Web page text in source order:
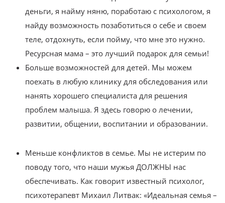
деньги, я найму няню, поработаю с психологом, я
найду возможность позаботиться о себе и своем
теле, отдохнуть, если пойму, что мне это нужно.
Ресурсная мама – это лучший подарок для семьи!
Больше возможностей для детей. Мы можем
поехать в любую клинику для обследования или
нанять хорошего специалиста для решения
проблем малыша. Я здесь говорю о лечении,
развитии, общении, воспитании и образовании.
Меньше конфликтов в семье. Мы не истерим по
поводу того, что наши мужья ДОЛЖНЫ нас
обеспечивать. Как говорит известный психолог,
психотерапевт Михаил Литвак: «Идеальная семья –